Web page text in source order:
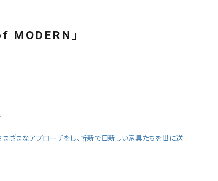
MODERN」
ざまなアプローチをし、斬新で目新しい家具たちを世に送